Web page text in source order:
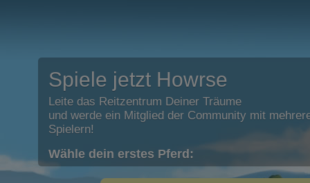
Spiele jetzt Howrse
Leite das Reitzentrum Deiner Träume
und werde ein Mitglied der Community mit
Spielern!
Wähle dein erstes Pferd: